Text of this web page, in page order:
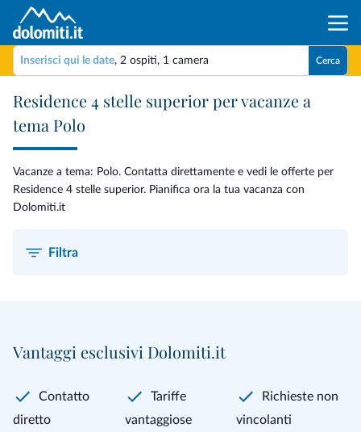
Inserisci qui le date, 2 ospiti, 1 camera Cerca
Residence 4 stelle superior per vacanze a
tema Polo
Vacanze a tema: Polo. Contatta direttamente e vedi le offerte per
Residence 4 stelle superior. Pianifica ora la tua vacanza con
Dolomiti.it
Filtra
Vantaggi esclusivi Dolomiti.it
Contatto
diretto
Tariffe
vantaggiose
Richieste non
vincolanti